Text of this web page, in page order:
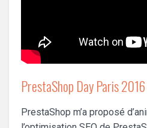
PrestaShop Day Paris 2016
PrestaShop m’a proposé